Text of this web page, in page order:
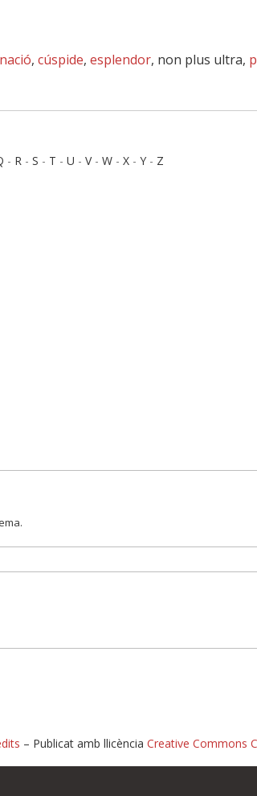
, cúspide, esplendor, non plus ultra,
- R - S - T - U - V- W - X - Y - Z
– Publicat amb llicència Creative Commons